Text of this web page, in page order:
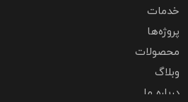
خدمات
پروژه‌ها
محصولات
وبلاگ
درباره ما